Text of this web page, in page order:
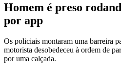
Homem é preso
por app
Os policiais montaram uma barreira
motorista desobedeceu à ordem de
por uma calçada.